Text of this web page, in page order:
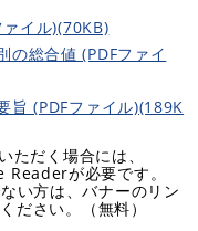
イル)(70KB)
の総合値 (PDFファイ
旨 (PDFファイル)(189K
ただく場合には、
が必要です。
い方は、バナーのリン
ださい。（無料）